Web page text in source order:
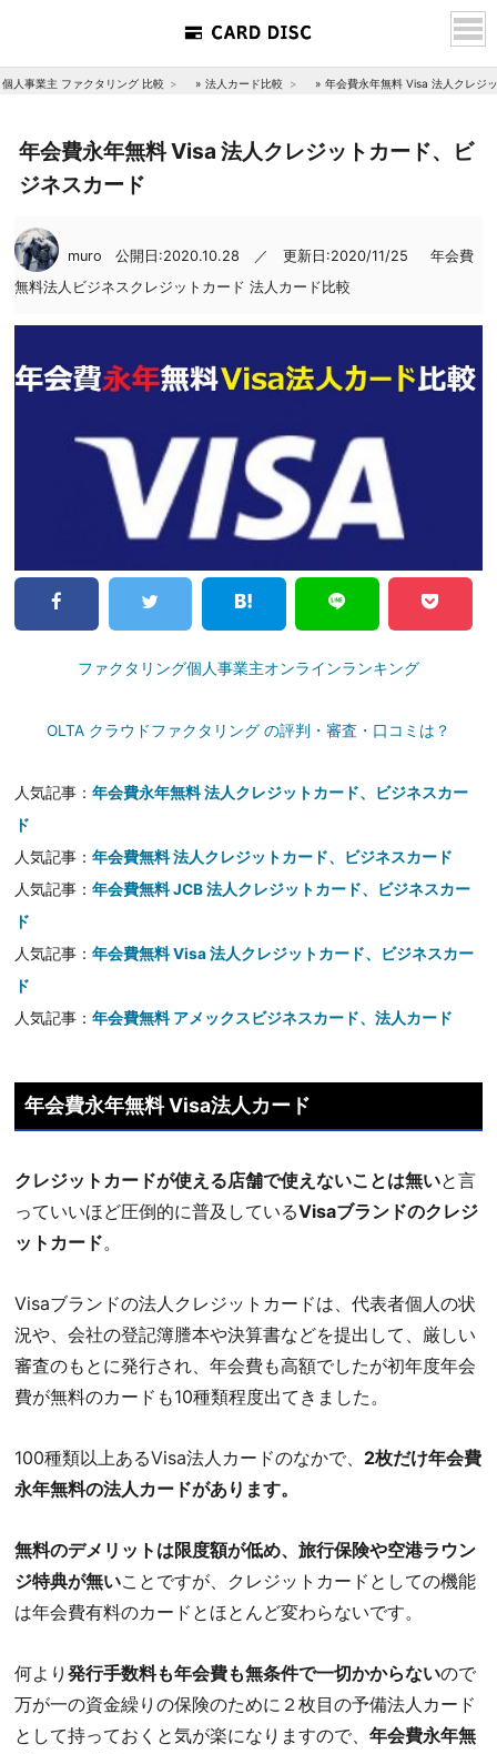
個人事業主 ファクタリング 比較 » 法人カード比較 » 年会費永年無料 Visa 法人クレジ
年会費永年無料 Visa 法人クレジットカード、ビ
ジネスカード
muro 公開日:2020.10.28 ／ 更新日:2020/11/25
年会費
無料法人ビジネスクレジットカード 法人カード比較
ファクタリング個人事業主オンラインランキング
OLTA クラウドファクタリング の評判・審査・口コミは？
人気記事：年会費永年無料 法人クレジットカード、ビジネスカー
ド
人気記事：年会費無料 法人クレジットカード、ビジネスカード
人気記事：年会費無料 JCB 法人クレジットカード、ビジネスカー
ド
人気記事：年会費無料 Visa 法人クレジットカード、ビジネスカー
ド
人気記事：年会費無料 アメックスビジネスカード、法人カード
年会費永年無料 Visa法人カード
クレジットカードが使える店舗で使えないことは無いと言
っていいほど圧倒的に普及しているVisaブランドのクレジ
ットカード。
Visaブランドの法人クレジットカードは、代表者個人の状
況や、会社の登記簿謄本や決算書などを提出して、厳しい
審査のもとに発行され、年会費も高額でしたが初年度年会
費が無料のカードも10種類程度出てきました。
100種類以上あるVisa法人カードのなかで、 2枚だけ年会費
永年無料の法人カードがあります。
無料のデメリットは限度額が低め、旅行保険や空港ラウン
ジ特典が無いことですが、クレジットカードとしての機能
は年会費有料のカードとほとんど変わらないです。
何より発行手数料も年会費も無条件で一切かからないので
万が一の資金繰りの保険のために２枚目の予備法人カード
として持っておくと気が楽になりますので、年会費永年無